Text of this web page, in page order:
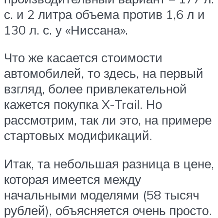
с. и 2 литра объема против 1,6 л и
130 л. с. у «Ниссана».
Что же касается стоимости
автомобилей, то здесь, на первый
взгляд, более привлекательной
кажется покупка X-Trail. Но
рассмотрим, так ли это, на примере
стартовых модификаций.
Итак, та небольшая разница в цене,
которая имеется между
начальными моделями (58 тысяч
рублей), объясняется очень просто.